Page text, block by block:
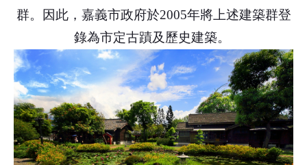
群。因此，嘉義市政府於2005年將上述建築群登
錄為市定古蹟及歷史建築。